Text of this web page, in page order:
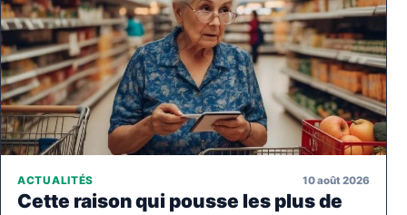
ACTUALITÉS 10 août 2026
Cette raison qui pousse les plus de